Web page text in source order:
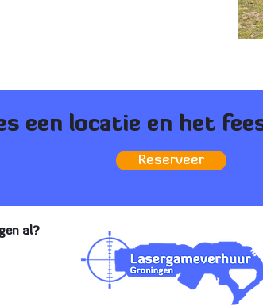
een locatie en het
Reserveer
al?